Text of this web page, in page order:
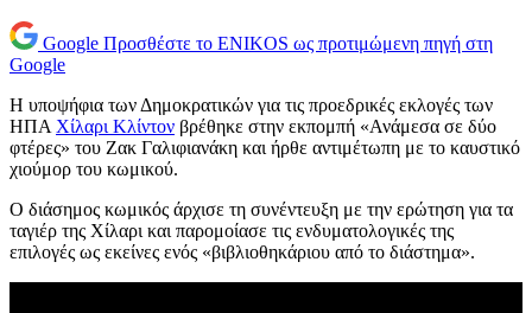
Google Προσθέστε το ENIKOS ως προτιμώμενη πηγή στη
Google
Η υποψήφια των Δημοκρατικών για τις προεδρικές εκλογές των
ΗΠΑ Χίλαρι Κλίντον βρέθηκε στην εκπομπή «Ανάμεσα σε δύο
φτέρες» του Ζακ Γαλιφιανάκη και ήρθε αντιμέτωπη με το καυστικό
χιούμορ του κωμικού.
Ο διάσημος κωμικός άρχισε τη συνέντευξη με την ερώτηση για τα
ταγιέρ της Χίλαρι και παρομοίασε τις ενδυματολογικές της
επιλογές ως εκείνες ενός «βιβλιοθηκάριου από το διάστημα».